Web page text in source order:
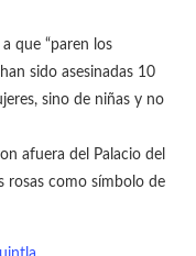
que “paren los
sido asesinadas 10
sino de niñas y no
afuera del Palacio del
rosas como símbolo de